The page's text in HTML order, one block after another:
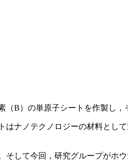
B）の単原子シートを作製し
ナノテクノロジーの材料とし
して今回，研究グループがホ